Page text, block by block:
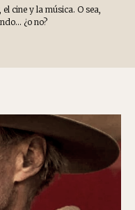
cine y la música. O sea,
¿o no?